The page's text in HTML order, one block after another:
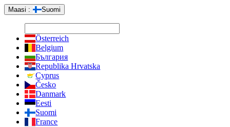
Maasi : Suomi
Österreich
Belgium
България
Republika Hrvatska
Cyprus
Česko
Danmark
Eesti
Suomi
France